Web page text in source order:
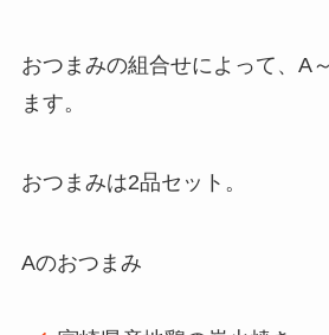
おつまみの組合せによって、A
ます。
おつまみは2品セット。
Aのおつまみ